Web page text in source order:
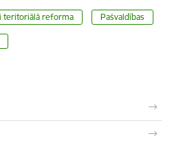
teritoriālā reforma Pašvaldības